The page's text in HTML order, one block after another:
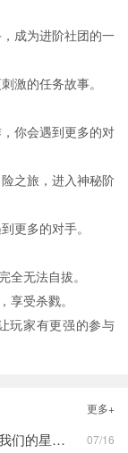
成为进阶社团的一
激的任务故事。
你会遇到更多的对
之旅，进入神秘阶
更多的对手。
全无法自拔。
受杀戮。
玩家有更强的参与
更多+
创造吧我们的星球开枪闪退怎么办-创造吧我们的星球开枪闪退合集 07/16